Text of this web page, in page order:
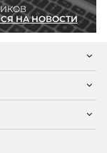
НА НОВОСТИ